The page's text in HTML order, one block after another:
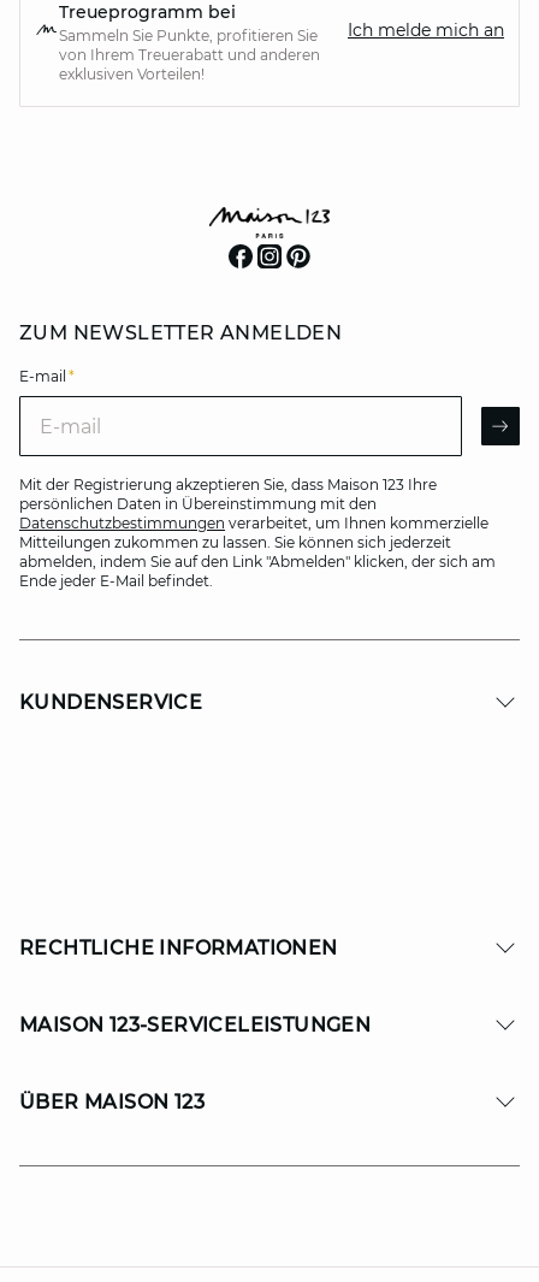
Treueprogramm bei
Sammeln Sie Punkte, profitieren Sie
von Ihrem Treuerabatt und anderen
exklusiven Vorteilen!
Ich melde mich an
ZUM NEWSLETTER ANMELDEN
E-mail *
Mit der Registrierung akzeptieren Sie, dass Maison 123 Ihre
persönlichen Daten in Übereinstimmung mit den
Datenschutzbestimmungen verarbeitet, um Ihnen kommerzielle
Mitteilungen zukommen zu lassen. Sie können sich jederzeit
abmelden, indem Sie auf den Link "Abmelden" klicken, der sich am
Ende jeder E-Mail befindet.
KUNDENSERVICE
RECHTLICHE INFORMATIONEN
MAISON 123-SERVICELEISTUNGEN
ÜBER MAISON 123